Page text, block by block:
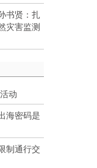
书贤：扎
灾害监测
动
海密码是
制通行交